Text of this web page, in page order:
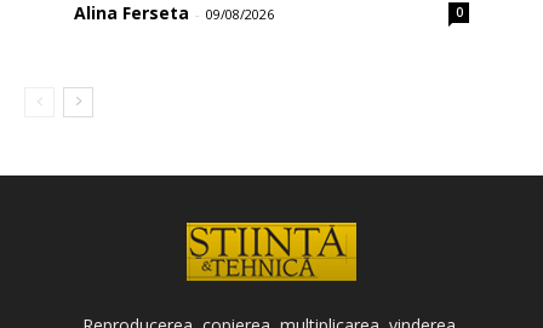
Alina Ferseta - 09/08/2026 0